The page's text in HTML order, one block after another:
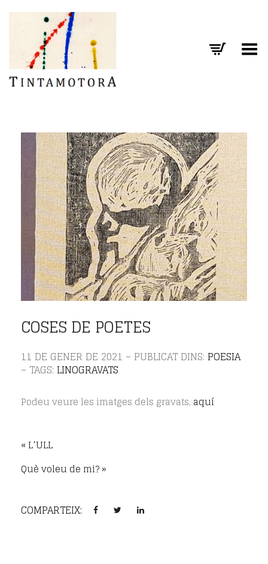
Toggle Menu
COSES DE POETES
11 DE GENER DE 2021 – PUBLICAT DINS: POESIA
– TAGS: LINOGRAVATS
Podeu veure les imatges dels gravats, aquí
« L’ULL
Què voleu de mi? »
COMPARTEIX: